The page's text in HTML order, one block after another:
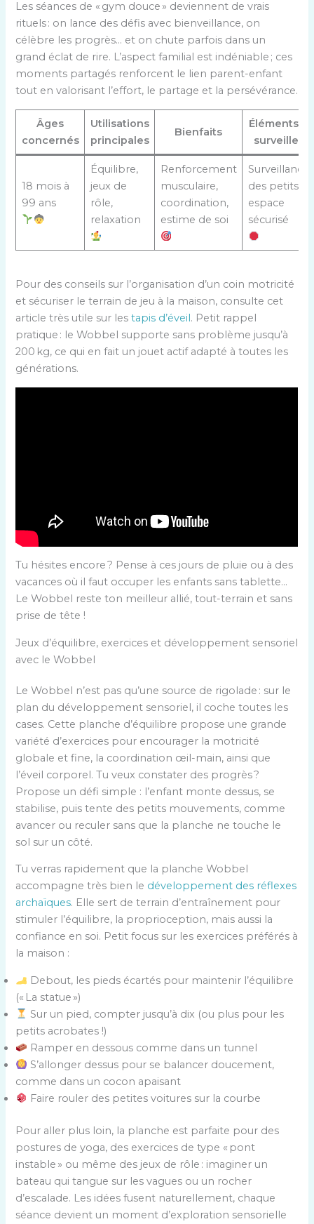
Les séances de « gym douce » deviennent de vrais
rituels : on lance des défis avec bienveillance, on
célèbre les progrès… et on chute parfois dans un
grand éclat de rire. L’aspect familial est indéniable ; ces
moments partagés renforcent le lien parent-enfant
tout en valorisant l’effort, le partage et la persévérance.
Âges
concernés
Utilisations
principales
Bienfaits
Éléments à
surveiller
18 mois à
99 ans
Équilibre,
jeux de
rôle,
relaxation
Renforcement
musculaire,
coordination,
estime de soi
Surveillance
des petits,
espace
sécurisé
Pour des conseils sur l’organisation d’un coin motricité
et sécuriser le terrain de jeu à la maison, consulte cet
article très utile sur lestapis d’éveil . Petit rappel
pratique : le Wobbel supporte sans problème jusqu’à
200 kg, ce qui en fait un jouet actif adapté à toutes les
générations.
Tu hésites encore ? Pense à ces jours de pluie ou à des
vacances où il faut occuper les enfants sans tablette…
Le Wobbel reste ton meilleur allié, tout-terrain et sans
prise de tête !
Jeux d’équilibre, exercices et développement sensoriel
avec le Wobbel
Le Wobbel n’est pas qu’une source de rigolade : sur le
plan du développement sensoriel, il coche toutes les
cases. Cette planche d’équilibre propose une grande
variété d’exercices pour encourager la motricité
globale et fine, la coordination œil-main, ainsi que
l’éveil corporel. Tu veux constater des progrès ?
Propose un défi simple : l’enfant monte dessus, se
stabilise, puis tente des petits mouvements, comme
avancer ou reculer sans que la planche ne touche le
sol sur un côté.
Tu verras rapidement que la planche Wobbel
accompagne très bien le développement des réflexes
archaïques. Elle sert de terrain d’entraînement pour
stimuler l’équilibre, la proprioception, mais aussi la
confiance en soi. Petit focus sur les exercices préférés à
la maison :
Debout, les pieds écartés pour maintenir l’équilibre
(« La statue »)
Sur un pied, compter jusqu’à dix (ou plus pour les
petits acrobates !)
Ramper en dessous comme dans un tunnel
S’allonger dessus pour se balancer doucement,
comme dans un cocon apaisant
Faire rouler des petites voitures sur la courbe
Pour aller plus loin, la planche est parfaite pour des
postures de yoga, des exercices de type « pont
instable » ou même des jeux de rôle : imaginer un
bateau qui tangue sur les vagues ou un rocher
d’escalade. Les idées fusent naturellement, chaque
séance devient un moment d’exploration sensorielle